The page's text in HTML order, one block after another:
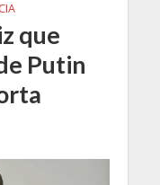
que
Putin